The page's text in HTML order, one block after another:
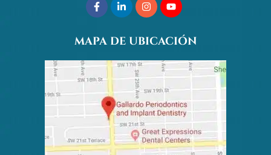
Facebook
in
a
new
tab)
Linkedin
in
a
new
tab)
Instagram
in
a
new
tab)
Youtube
in
a
new
tab)
MAPA DE UBICACIÓN